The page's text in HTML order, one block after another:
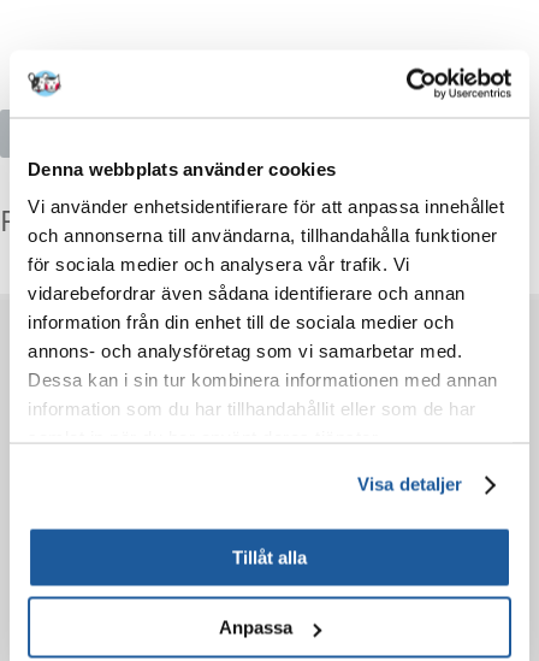
Denna webbplats använder cookies
Vi använder enhetsidentifierare för att anpassa innehållet
och annonserna till användarna, tillhandahålla funktioner
för sociala medier och analysera vår trafik. Vi
vidarebefordrar även sådana identifierare och annan
information från din enhet till de sociala medier och
annons- och analysföretag som vi samarbetar med.
Dessa kan i sin tur kombinera informationen med annan
information som du har tillhandahållit eller som de har
Visa detaljer
Tillåt alla
Anpassa
Frågor och svar (FAQ)
FÖRE KÖP
BESTÄLLNING
LÄR KÄNNA OSS